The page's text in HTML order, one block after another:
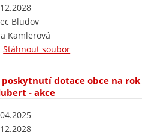
Bludov
Kamlerová
Stáhnout soubor
dotace obce na rok
- akce